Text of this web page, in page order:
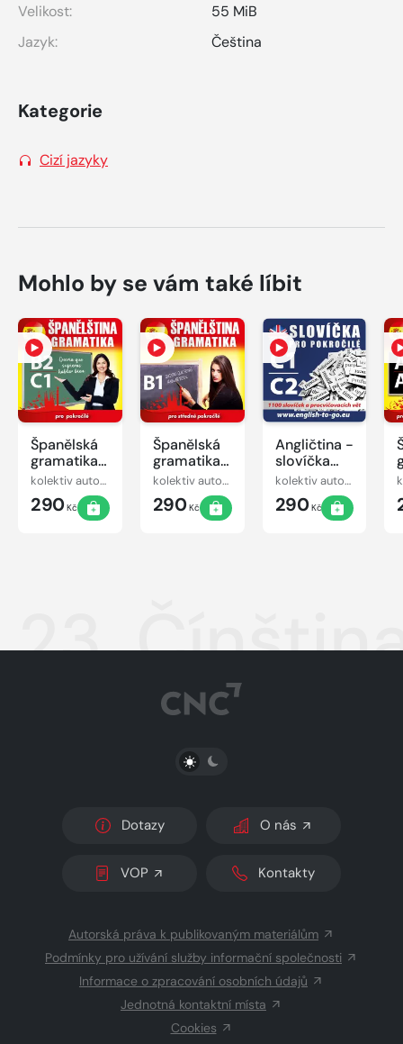
Velikost:
55 MiB
Jazyk:
Čeština
Kategorie
Cizí jazyky
Mohlo by se vám také líbit
Španělská
gramatika
B2, C1
kolektiv autorů
290Kč
Španělská
gramatika
B1
kolektiv autorů
290Kč
Angličtina -
slovíčka
pro
pokročilé
C1-C2
kolektiv autorů
290Kč
23.
PŘEPNOUT SVĚTLÝ/TMAVÝ REŽIM
Dotazy O nás
VOP Kontakty
Autorská práva k publikovaným materiálům
Podmínky pro užívání služby informační společnosti
Informace o zpracování osobních údajů
Jednotná kontaktní místa
Cookies